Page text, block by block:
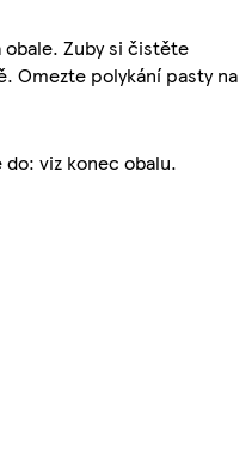
Zuby si čistěte
Omezte polykání pasty na
viz konec obalu.